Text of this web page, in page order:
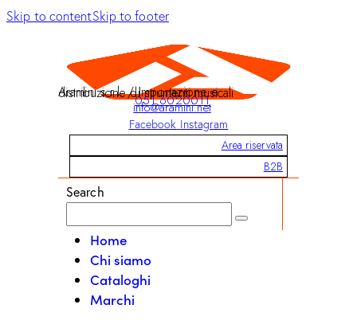
Skip to contentSkip to footer
Aramini s.r.l. / Importazione e distribuzione di strumenti musicali
051 6020011
info@aramini.net
Facebook Instagram
Area riservata
B2B
Search
Home
Chi siamo
Cataloghi
Marchi